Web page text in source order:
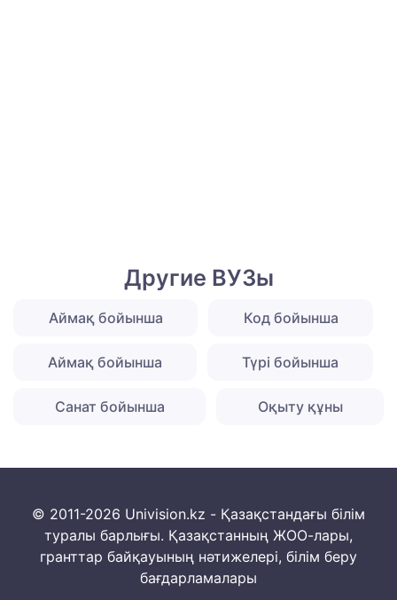
Другие ВУЗы
Аймақ бойынша Код бойынша
Аймақ бойынша Түрі бойынша
Санат бойынша Оқыту құны
© 2011-2026 Univision.kz - Қазақстандағы білім
туралы барлығы. Қазақстанның ЖОО-лары,
гранттар байқауының нәтижелері, білім беру
бағдарламалары